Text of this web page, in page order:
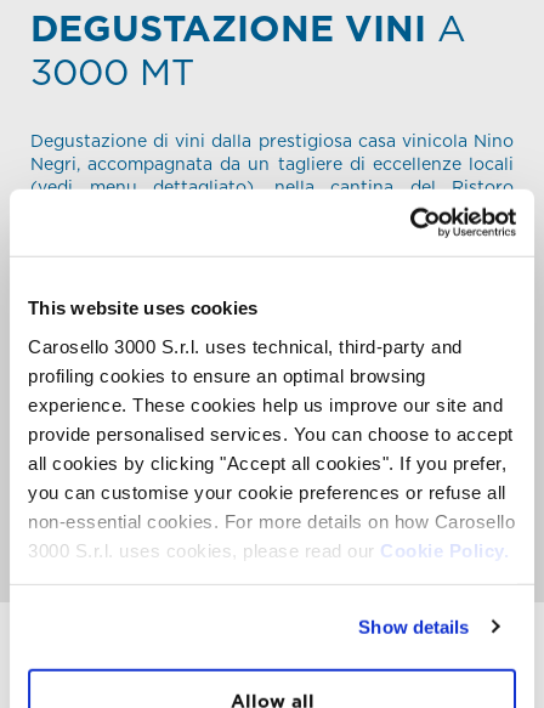
This website uses cookies
Carosello 3000 S.r.l. uses technical, third-party and
profiling cookies to ensure an optimal browsing
experience. These cookies help us improve our site and
provide personalised services. You can choose to accept
all cookies by clicking "Accept all cookies". If you prefer,
you can customise your cookie preferences or refuse all
non-essential cookies. For more details on how Carosello
3000 S.r.l. uses cookies, please read our Cookie Policy.
Show details
Allow all
DEGUSTAZIONE VINI A
3000 MT
Degustazione di vini dalla prestigiosa casa vinicola Nino
Negri, accompagnata da un tagliere di eccellenze locali
(vedi menu dettagliato), nella cantina del Ristoro
€ 35,00 /PERSONA*
* Questa offerta non include il biglietto di risalita con l’impianto.
Nel caso non fossi dotato di tessera Skipass, puoi acquistare un
biglietto di andata e ritorno direttamente alla partenza della
cabinovia.
PRENOTA ORA